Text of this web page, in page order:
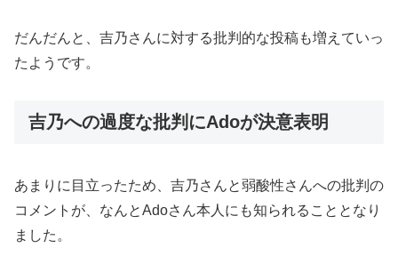
だんだんと、吉乃さんに対する批判的な投稿も増えていっ
たようです。
吉乃への過度な批判にAdoが決意表明
あまりに目立ったため、吉乃さんと弱酸性さんへの批判の
コメントが、なんとAdoさん本人にも知られることとなり
ました。